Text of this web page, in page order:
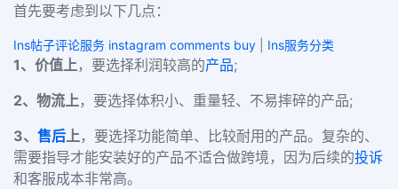
首先要考虑到以下几点：
Ins帖子评论服务 instagram comments buy Ins服务分类
1、价值上，要选择利润较高的产品;
2、物流上，要选择体积小、重量轻、不易摔碎的产品;
3、 售后上，要选择功能简单、比较耐用的产品。复杂的、
需要指导才能安装好的产品不适合做跨境，因为后续的投诉
和客服成本非常高。